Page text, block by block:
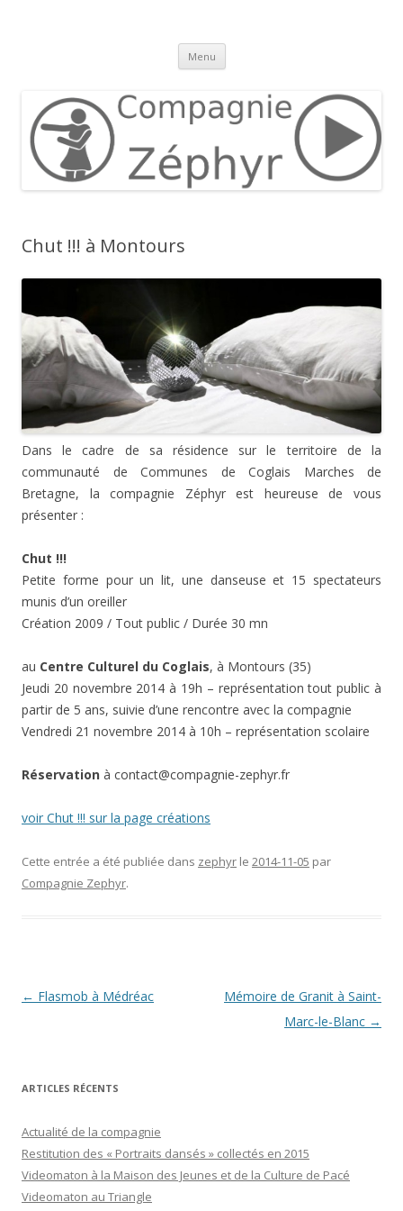
Menu Aller
contenu
Chut !!! à Montours
Dans le cadre de sa résidence sur le territoire de la
communauté de Communes de Coglais Marches de
Bretagne, la compagnie Zéphyr est heureuse de vous
présenter :
Chut !!!
Petite forme pour un lit, une danseuse et 15 spectateurs
munis d’un oreiller
Création 2009 / Tout public / Durée 30 mn
au Centre Culturel du Coglais, à Montours (35)
Jeudi 20 novembre 2014 à 19h – représentation tout public à
partir de 5 ans, suivie d’une rencontre avec la compagnie
Vendredi 21 novembre 2014 à 10h – représentation scolaire
Réservation à contact@compagnie-zephyr.fr
voir Chut !!! sur la page créations
Cette entrée a été publiée dans zephyr le 2014-11-05 par
Compagnie Zephyr.
Navigation
← Flasmob à Médréac
Mémoire de Granit à Saint-
Marc-le-Blanc →
ARTICLES RÉCENTS
Actualité de la compagnie
Restitution des « Portraits dansés » collectés en 2015
Videomaton à la Maison des Jeunes et de la Culture de Pacé
Videomaton au Triangle